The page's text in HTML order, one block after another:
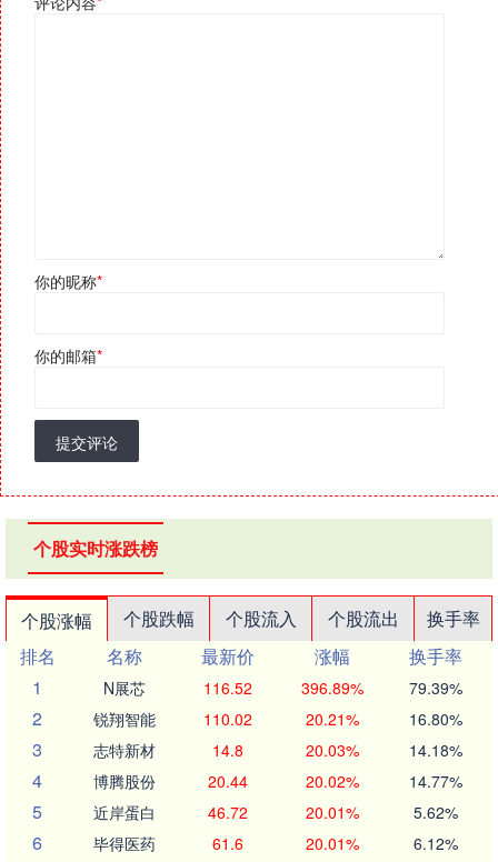
你的昵称*
你的邮箱*
提交评论
个股实时涨跌榜
个股涨幅 个股跌幅 个股流入 个股流出
换手率
排名
名称 最新价 涨幅
换手率
1
N展芯 116.52 396.89% 79.39%
2 锐翔智能 110.02 20.21% 16.80%
3 志特新材 14.8 20.03% 14.18%
4 博腾股份 20.44 20.02% 14.77%
5 近岸蛋白 46.72 20.01% 5.62%
6 毕得医药 61.6 20.01% 6.12%